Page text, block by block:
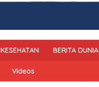
KESEHATAN BERITA DUNIA
Videos